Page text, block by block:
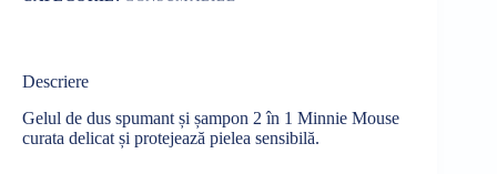
Descriere
Gelul de dus spumant și șampon 2în 1 Minnie Mouse
curata delicat și protejează pielea sensibilă.